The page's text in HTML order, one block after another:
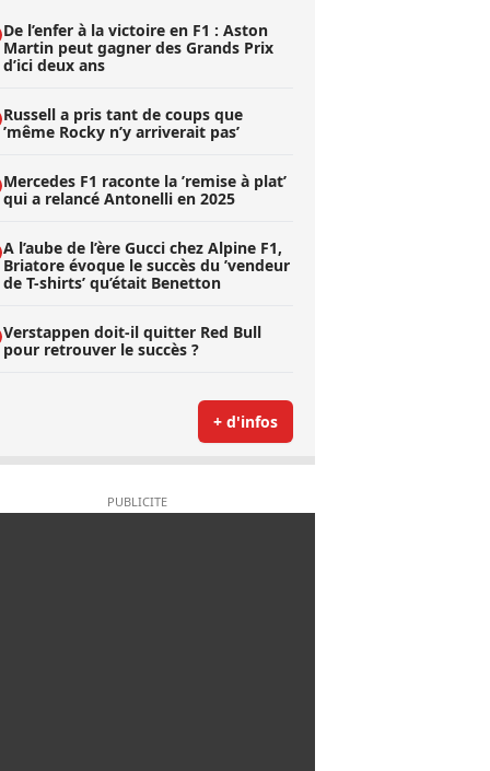
De l’enfer à la victoire en F1 : Aston
Martin peut gagner des Grands Prix
d’ici deux ans
Russell a pris tant de coups que
’même Rocky n’y arriverait pas’
Mercedes F1 raconte la ’remise à plat’
qui a relancé Antonelli en 2025
A l’aube de l’ère Gucci chez Alpine F1,
Briatore évoque le succès du ’vendeur
de T-shirts’ qu’était Benetton
Verstappen doit-il quitter Red Bull
pour retrouver le succès ?
+ d'infos